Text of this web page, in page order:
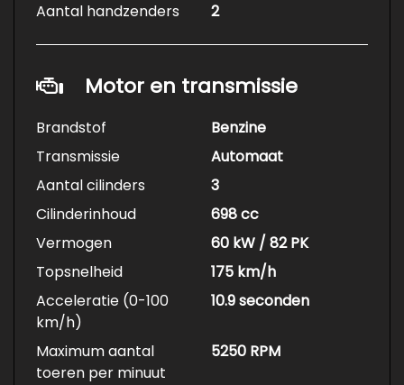
Aantal handzenders
2
Motor en transmissie
Brandstof
Benzine
Transmissie
Automaat
Aantal cilinders
3
Cilinderinhoud
698 cc
Vermogen
60 kW / 82 PK
Topsnelheid
175 km/h
Acceleratie (0-100
km/h)
10.9 seconden
Maximum aantal
toeren per minuut
5250 RPM